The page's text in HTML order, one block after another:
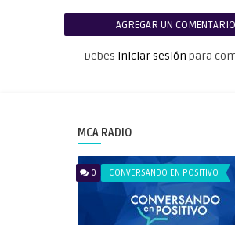
AGREGAR UN COMENTARIO
Debes iniciar sesión para
MCA RADIO
0 CONVERSANDO EN POSITIVO